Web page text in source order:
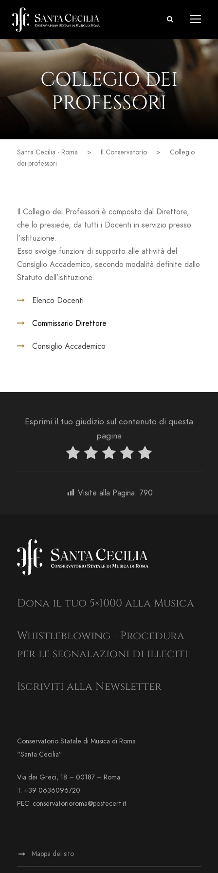
COLLEGIO DEI
PROFESSORI
Santa Cecilia - Roma > Il Conservatorio >
Collegio
dei professori
Il Collegio dei Professori è composto dal Direttore,
che lo presiede, da tutti i Docenti in servizio presso
l’istituzione.
Esso svolge funzioni di supporto alle attività del
Consiglio Accademico, secondo modalità definite dallo
Statuto dell’istituzione.
Elenco Docenti
Commissario Direttore
Consiglio Accademico
Esprimi il tuo giudizio sul contenuto di questa
pagina
Visite alla Pagina: 790
Dona il tuo 5×1000 alla Musica
Whistleblowing - Procedura
per le segnalazioni di illeciti
Iscriviti alla Newsletter
Conservatorio Statale di Musica di Roma
“Santa Cecilia”
Via dei Greci, 18 – 00187 – Roma
T. +39 0636096720
PEC: conservatorioroma@postecert.it
Mappa del sito